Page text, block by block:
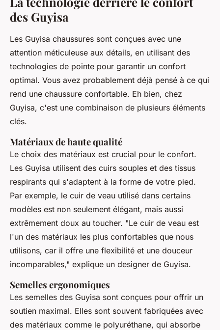
des Guyisa
Les Guyisa chaussures sont conçues avec une
attention méticuleuse aux détails, en utilisant des
technologies de pointe pour garantir un confort
optimal. Vous avez probablement déjà pensé à ce qui
rend une chaussure confortable. Eh bien, chez
Guyisa, c'est une combinaison de plusieurs éléments
clés.
Matériaux de haute qualité
Le choix des matériaux est crucial pour le confort.
Les Guyisa utilisent des cuirs souples et des tissus
respirants qui s'adaptent à la forme de votre pied.
Par exemple, le cuir de veau utilisé dans certains
modèles est non seulement élégant, mais aussi
extrêmement doux au toucher. "Le cuir de veau est
l'un des matériaux les plus confortables que nous
utilisons, car il offre une flexibilité et une douceur
incomparables," explique un designer de Guyisa.
Semelles ergonomiques
Les semelles des Guyisa sont conçues pour offrir un
soutien maximal. Elles sont souvent fabriquées avec
des matériaux comme le polyuréthane, qui absorbe